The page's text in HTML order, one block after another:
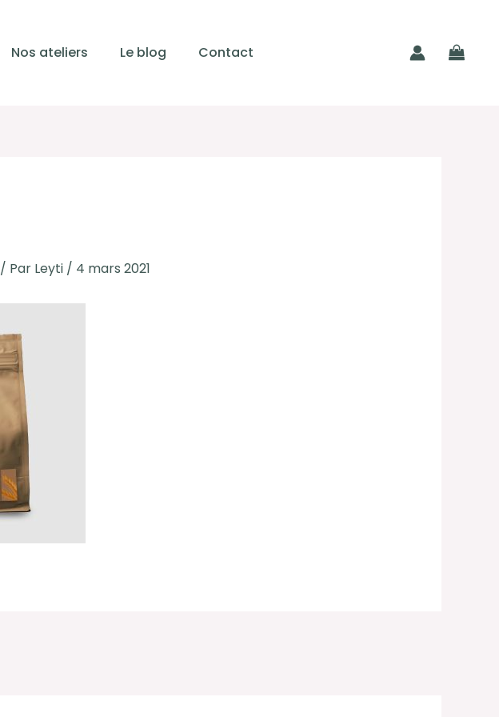
Nos ateliers Le blog Contact
/ Par Leyti / 4 mars 2021